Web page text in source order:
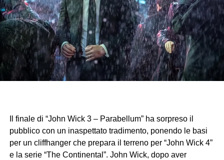
Il finale di “John Wick 3 – Parabellum” ha sorpreso il
pubblico con un inaspettato tradimento, ponendo le basi
per un cliffhanger che prepara il terreno per “John Wick 4”
e la serie “The Continental”. John Wick, dopo aver